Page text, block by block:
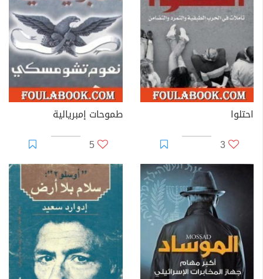
احتلوا
3
طموحات إمبريالية
5